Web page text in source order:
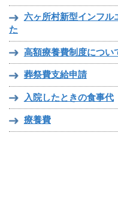
六ヶ所村新型インフル
た
高額療養費制度につい
葬祭費支給申請
入院したときの食事代
療養費